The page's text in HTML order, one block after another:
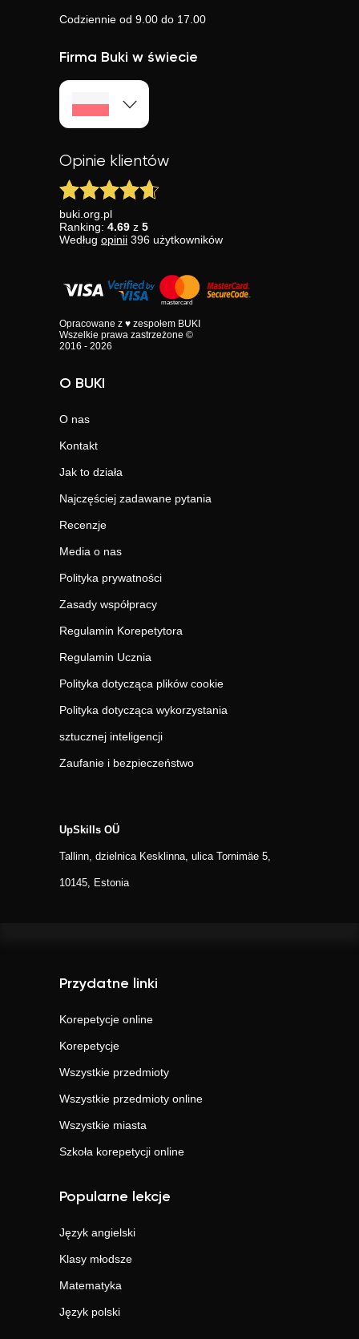
Codziennie od 9.00 do 17.00
Firma Buki w świecie
Opinie klientów
buki.org.pl
Ranking: 4.69 z 5
Według opinii 396 użytkowników
Opracowane z ♥ zespołem BUKI
Wszelkie prawa zastrzeżone ©
2016 - 2026
O BUKI
O nas
Kontakt
Jak to działa
Najczęściej zadawane pytania
Recenzje
Media o nas
Polityka prywatności
Zasady współpracy
Regulamin Korepetytora
Regulamin Ucznia
Polityka dotycząca plików cookie
Polityka dotycząca wykorzystania
sztucznej inteligencji
Zaufanie i bezpieczeństwo
UpSkills OÜ
Tallinn, dzielnica Kesklinna, ulica Tornimäe 5,
10145, Estonia
Przydatne linki
Korepetycje online
Korepetycje
Wszystkie przedmioty
Wszystkie przedmioty online
Wszystkie miasta
Szkoła korepetycji online
Popularne lekcje
Język angielski
Klasy młodsze
Matematyka
Język polski